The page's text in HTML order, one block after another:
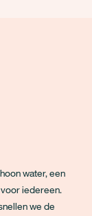
water, een
iedereen.
we de